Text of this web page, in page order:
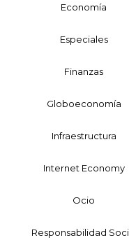
Economía
Especiales
Finanzas
Globoeconomía
Infraestructura
Internet Economy
Ocio
Responsabilidad